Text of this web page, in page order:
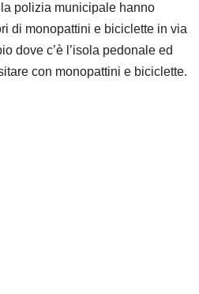
polizia municipale hanno
di monopattini e biciclette in via
dove c’è l’isola pedonale ed
con monopattini e biciclette.